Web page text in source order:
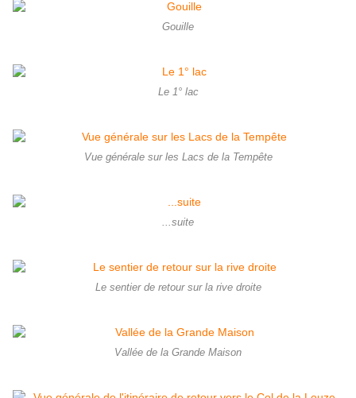
Gouille
Le 1° lac
Vue générale sur les Lacs de la Tempête
...suite
Le sentier de retour sur la rive droite
Vallée de la Grande Maison